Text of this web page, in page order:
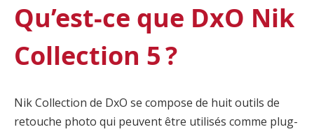
Qu’est-ce que DxO Nik
Collection 5 ?
Nik Collection de DxO se compose de huit outils de
retouche photo qui peuvent être utilisés comme plug-